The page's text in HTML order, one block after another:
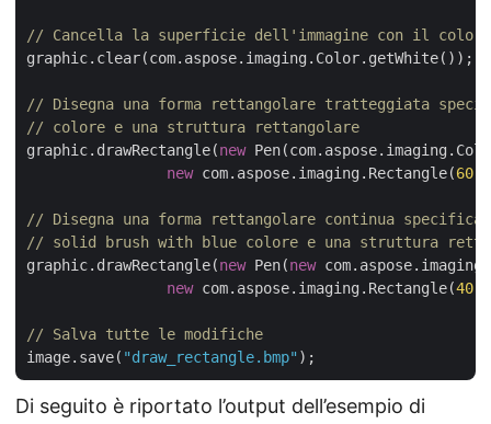
// Cancella la superficie dell'immagine con il colore
graphic.clear(com.aspose.imaging.Color.getWhite());
// Disegna una forma rettangolare tratteggiata
// colore e una struttura rettangolare
graphic.drawRectangle(new
new com.aspose.imaging.Rectangle(60
// Disegna una forma rettangolare continua
// solid brush with blue colore e una struttura
graphic.drawRectangle(new Pen(new
new com.aspose.imaging.Rectangle(40
// Salva tutte le modifiche
image.save( "draw_rectangle.bmp"
Di seguito è riportato l’output dell’esempio di